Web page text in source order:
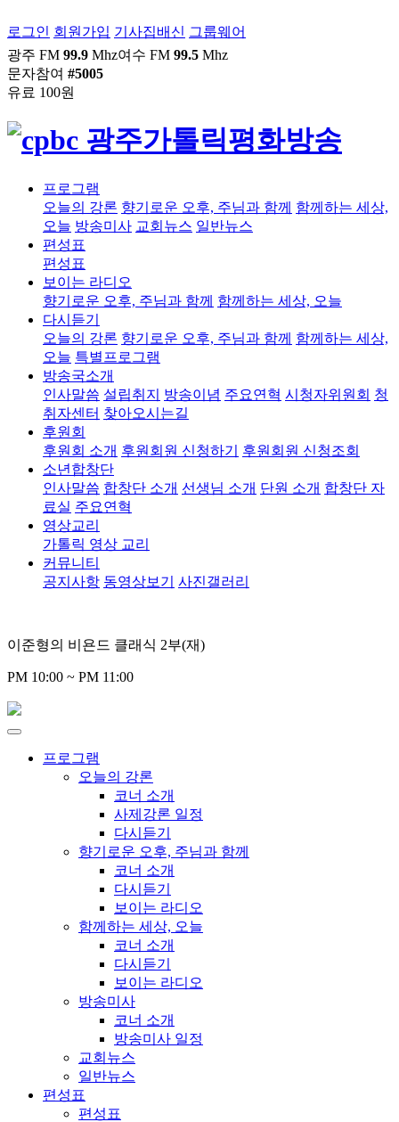
로그인 회원가입 기사집배신 그룹웨어
광주 FM 99.9 Mhz여수 FM 99.5 Mhz
문자참여 #5005
유료 100원
프로그램
오늘의 강론 향기로운 오후, 주님과 함께 함께하는 세상,
오늘 방송미사 교회뉴스 일반뉴스
편성표
편성표
보이는 라디오
향기로운 오후, 주님과 함께 함께하는 세상, 오늘
다시듣기
오늘의 강론 향기로운 오후, 주님과 함께 함께하는 세상,
오늘 특별프로그램
방송국소개
인사말씀 설립취지 방송이념 주요연혁 시청자위원회 청
취자센터 찾아오시는길
후원회
후원회 소개 후원회원 신청하기
후원회원 신청조회
소년합창단
인사말씀 합창단 소개 선생님 소개 단원 소개 합창단 자
료실 주요연혁
영상교리
가톨릭 영상 교리
커뮤니티
공지사항 동영상보기 사진갤러리
이준형의 비욘드 클래식 2부(재)
PM 10:00 ~ PM 11:00
프로그램
오늘의 강론
코너 소개
사제강론 일정
다시듣기
향기로운 오후, 주님과 함께
코너 소개
다시듣기
보이는 라디오
함께하는 세상, 오늘
코너 소개
다시듣기
보이는 라디오
방송미사
코너 소개
방송미사 일정
교회뉴스
일반뉴스
편성표
편성표